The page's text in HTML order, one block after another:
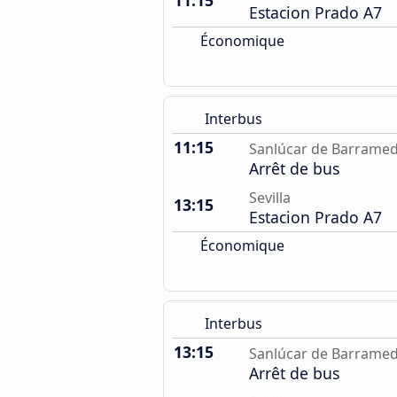
Estacion Prado A7
Économique
Interbus
11:15 Sanlúcar de
Arrêt de bus
13:15
Sevilla
Estacion Prado A7
Économique
Interbus
13:15 Sanlúcar de
Arrêt de bus